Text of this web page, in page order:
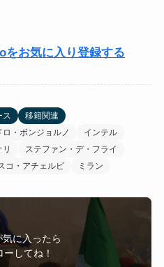
お気に入り登録する
ス
移籍関連
ロ・ボンジョルノ
インテル
ステファン・デ・フライ
コ・アチェルビ ミラン
に入ったら
してね！